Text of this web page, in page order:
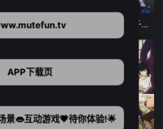
京猫猫 NEW～♡ 弹珠汽水瓶里的千岁同学
APP下载页
景👄互动游戏💗待你体验!🌟